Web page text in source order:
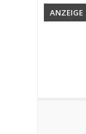
ANZEIGE